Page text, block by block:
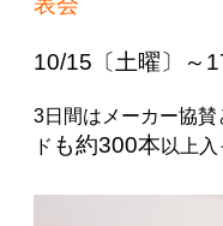
10/15〔土曜〕～
3日間はメーカー協賛
ド も約300本 以上